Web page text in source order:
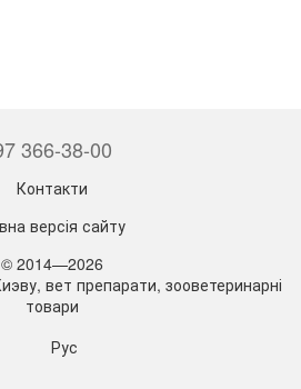
366-38-00
Контакти
версія сайту
© 2014—2026
вет препарати, зооветеринарні
товари
Рус